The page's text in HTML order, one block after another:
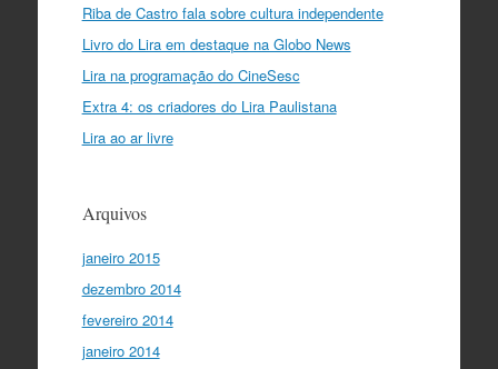
Riba de Castro fala sobre cultura independente
Livro do Lira em destaque na Globo News
Lira na programação do CineSesc
Extra 4: os criadores do Lira Paulistana
Lira ao ar livre
Arquivos
janeiro 2015
dezembro 2014
fevereiro 2014
janeiro 2014